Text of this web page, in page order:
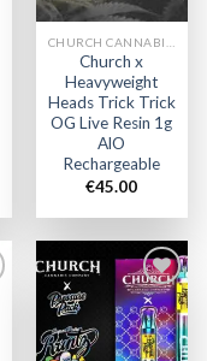
Church x
Heavyweight
Heads Trick Trick
OG Live Resin 1g
AlO
Rechargeable
€45.00
Add to